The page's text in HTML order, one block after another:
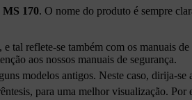
MS 170. O nome do produto é sempre
reflete-se também com os manuais
aos nossos manuais de segurança.
modelos antigos. Neste caso, dirija-se
para uma melhor visualização.